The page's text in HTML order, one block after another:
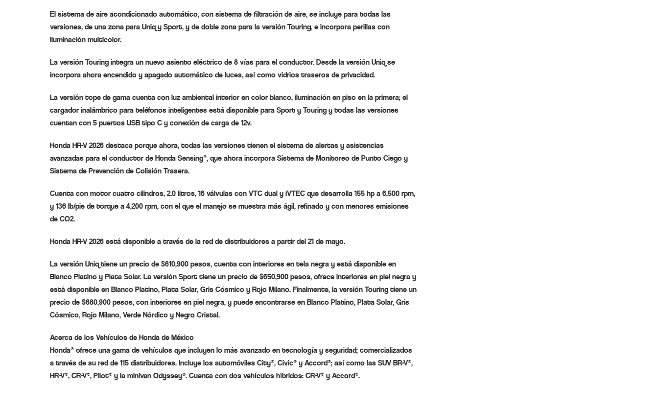
El sistema de aire acondicionado automático, con sistema de filtración de aire, se incluye para todas las
versiones, de una zona para Uniq y Sport, y de doble zona para la versión Touring, e incorpora perillas con
iluminación multicolor.
La versión Touring integra un nuevo asiento eléctrico de 8 vías para el conductor. Desde la versión Uniq se
incorpora ahora encendido y apagado automático de luces, así como vidrios traseros de privacidad.
La versión tope de gama cuenta con luz ambiental interior en color blanco, iluminación en piso en la primera; el
cargador inalámbrico para teléfonos inteligentes está disponible para Sport y Touring y todas las versiones
cuentan con 5 puertos USB tipo C y conexión de carga de 12v.
Honda HR-V 2026 destaca porque ahora, todas las versiones tienen el sistema de alertas y asistencias
avanzadas para el conductor de Honda Sensing®, que ahora incorpora Sistema de Monitoreo de Punto Ciego y
Sistema de Prevención de Colisión Trasera.
Cuenta con motor cuatro cilindros, 2.0 litros, 16 válvulas con VTC dual y iVTEC que desarrolla 155 hp a 6,500 rpm,
y 136 lb/pie de torque a 4,200 rpm, con el que el manejo se muestra más ágil, refinado y con menores emisiones
de CO2.
Honda HR-V 2026 está disponible a través de la red de distribuidores a partir del 21 de mayo.
La versión Uniq tiene un precio de $610,900 pesos, cuenta con interiores en tela negra y está disponible en
Blanco Platino y Plata Solar. La versión Sport tiene un precio de $650,900 pesos, ofrece interiores en piel negra y
está disponible en Blanco Platino, Plata Solar, Gris Cósmico y Rojo Milano. Finalmente, la versión Touring tiene un
precio de $680,900 pesos, con interiores en piel negra, y puede encontrarse en Blanco Platino, Plata Solar, Gris
Cósmico, Rojo Milano, Verde Nórdico y Negro Cristal.
Acerca de los Vehículos de Honda de México
Honda® ofrece una gama de vehículos que incluyen lo más avanzado en tecnología y seguridad; comercializados
a través de su red de 115 distribuidores. Incluye los automóviles City®, Civic® y Accord®; así como las SUV BR-V®,
HR-V®, CR-V®, Pilot® y la minivan Odyssey®. Cuenta con dos vehículos híbridos: CR-V® y Accord®.